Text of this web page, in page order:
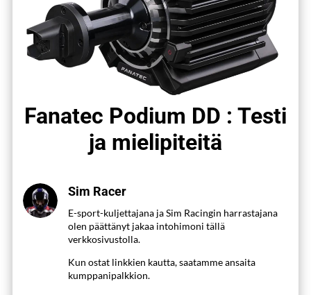
Fanatec Podium DD : Testi
ja mielipiteitä
Sim Racer
E-sport-kuljettajana ja Sim Racingin harrastajana
olen päättänyt jakaa intohimoni tällä
verkkosivustolla.
Kun ostat linkkien kautta, saatamme ansaita
kumppanipalkkion.